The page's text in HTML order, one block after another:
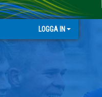
LOGGA IN